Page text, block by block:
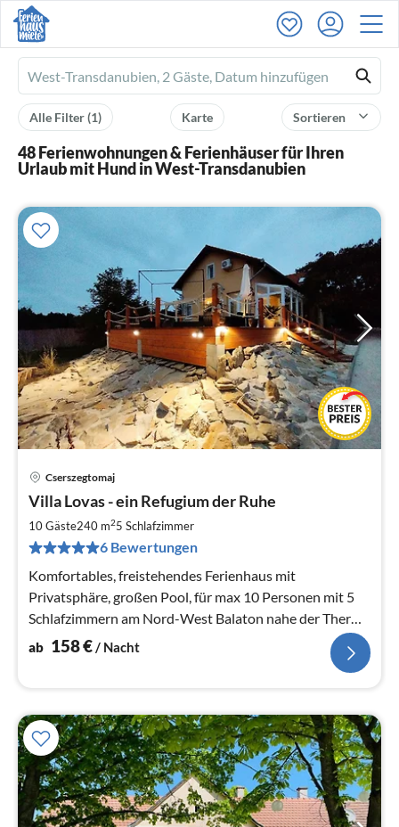
Ferienhausmiete
logo
Sortieren
Karte
Alle Filter(1)
48 Ferienwohnungen & Ferienhäuser für Ihren
Urlaub mit Hund in West-Transdanubien
Cserszegtomaj
Villa Lovas - ein Refugium der Ruhe
10 Gäste240 m25 Schlafzimmer
6 Bewertungen
Komfortables, freistehendes Ferienhaus mit
Privatsphäre, großen Pool, für max 10 Personen mit 5
Schlafzimmern am Nord-West Balaton nahe der Therme
Bad Heviz.
ab 158€/ Nacht